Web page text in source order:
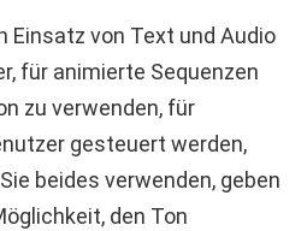
Einsatz von Text und Audio
für animierte Sequenzen
zu verwenden, für
gesteuert werden,
beides verwenden, geben
den Ton